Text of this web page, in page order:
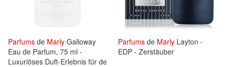
Parfums de Marly Galloway
Eau de Parfum, 75 ml -
Luxuriöses Duft-Erlebnis für de
Parfums de Marly Layton -
EDP - Zerstäuber